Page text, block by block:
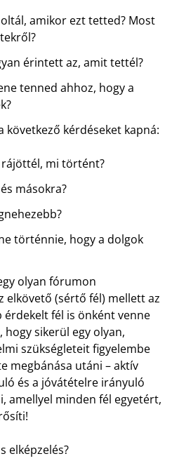
amikor ezt tetted? Most
érintett az, amit tettél?
tenned ahhoz, hogy a
következő kérdéseket kapná:
mi történt?
másokra?
történnie, hogy a dolgok
olyan fórumon
elkövető (sértő fél) mellett az
fél is önként venne
sikerül egy olyan,
szükségleteit figyelembe
megbánása utáni – aktív
és a jóvátételre irányuló
amellyel minden fél egyetért,
elképzelés?